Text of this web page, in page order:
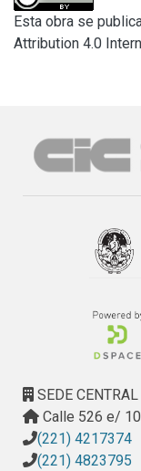
- Ejecuté
Proyectos de
Pla.Pi.Mu. -
el servicio de
desarrollo.
Para los
y cinc). Valor,
- Al igual que en
disponibilidad de
volúmenes de
asesoramiento a
Esta actividad ha
Pilas y en las de
urbanos en la
- Conformé
Esta obra se
Attribution 4.0
SEDE
Calle 526 e/
(221) 4217374
(221) 4823795